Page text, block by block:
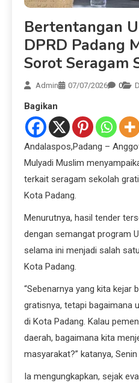
Bertentangan
DPRD Padang
Sorot Seragam
Admin 07/07/2026 0
Bagikan
Andalaspos,Padang –
Mulyadi Muslim
terkait seragam sekolah
Kota Padang.
Menurutnya, hasil tender
dengan semangat program
selama ini menjadi salah
Kota Padang.
“Sebenarnya yang kita kejar
gratisnya, tetapi bagaimana
di Kota Padang. Kalau
daerah, bagaimana kita
masyarakat?” katanya,
Ia mengungkapkan, sejak